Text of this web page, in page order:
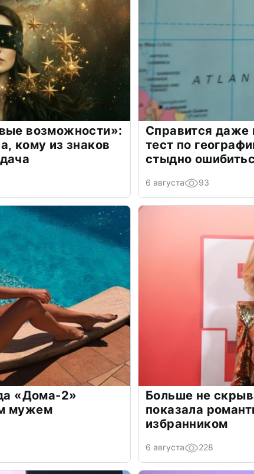
возможности»:
кому из знаков
Справится даже
тест по
стыдно
6 августа 93
«Дома-2»
мужем
Больше не
показала
избранником
6 августа 228